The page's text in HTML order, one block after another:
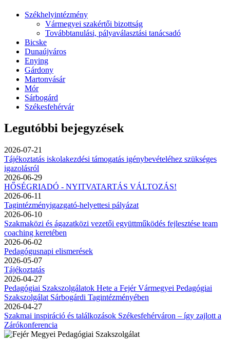
Székhelyintézmény
Vármegyei szakértői bizottság
Továbbtanulási, pályaválasztási tanácsadó
Bicske
Dunaújváros
Enying
Gárdony
Martonvásár
Mór
Sárbogárd
Székesfehérvár
Legutóbbi bejegyzések
2026-07-21
Tájékoztatás iskolakezdési támogatás igénybevételéhez szükséges
igazolásról
2026-06-29
HŐSÉGRIADÓ - NYITVATARTÁS VÁLTOZÁS!
2026-06-11
Tagintézményigazgató-helyettesi pályázat
2026-06-10
Szakmaközi és ágazatközi vezetői együttműködés fejlesztése team
coaching keretében
2026-06-02
Pedagógusnapi elismerések
2026-05-07
Tájékoztatás
2026-04-27
Pedagógiai Szakszolgálatok Hete a Fejér Vármegyei Pedagógiai
Szakszolgálat Sárbogárdi Tagintézményében
2026-04-27
Szakmai inspiráció és találkozások Székesfehérváron – így zajlott a
Zárókonferencia